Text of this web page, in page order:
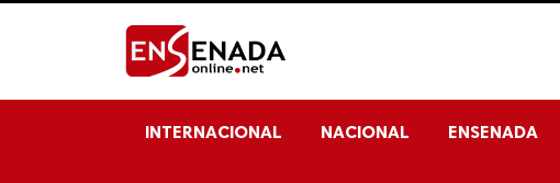
INTERNACIONAL NACIONAL ENSENADA